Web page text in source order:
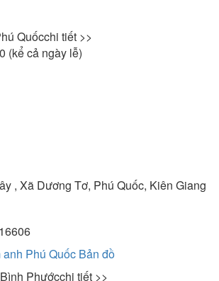
Quốcchi tiết >>
(kể cả ngày lễ)
, Xã Dương Tơ, Phú Quốc, Kiên Giang
anh Phú Quốc Bản đồ
Phướcchi tiết >>